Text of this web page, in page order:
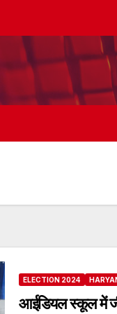
ELECTION 2024
आईडियल स्कूल में